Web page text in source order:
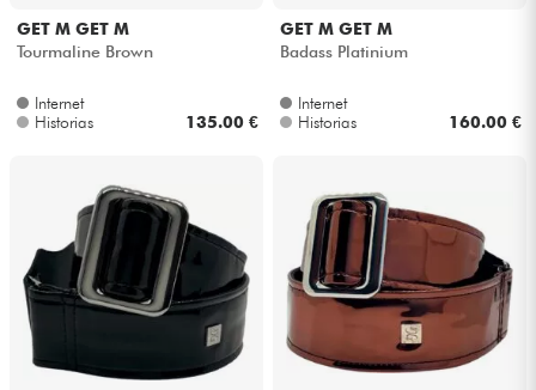
GET M GET M
Tourmaline Brown
Internet
Historias
135.00 €
GET M GET M
Badass Platinium
Internet
Historias
160.00 €